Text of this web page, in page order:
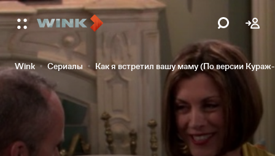
Wink Сериалы Как я встретил вашу маму (По версии